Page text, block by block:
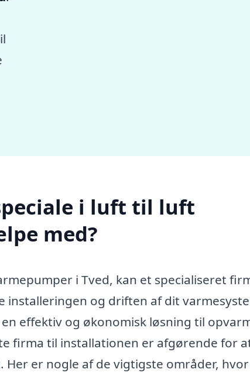
i luft til luft
med?
i Tved, kan et specialiseret
og driften af dit
effektiv og økonomisk løsning til
firma til installationen er afgørende for
er nogle af de vigtigste områder,